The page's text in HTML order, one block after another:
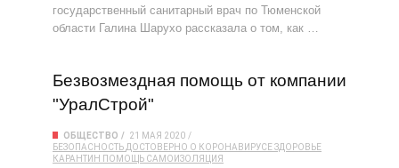
государственный санитарный врач по Тюменской
области Галина Шарухо рассказала о том, как …
Безвозмездная помощь от компании
"УралСтрой"
ОБЩЕСТВО
21 МАЯ 2020
БЕЗОПАСНОСТЬ ДОСТОВЕРНО О КОРОНАВИРУСЕЗДОРОВЬЕ
КАРАНТИН ПОМОЩЬ САМОИЗОЛЯЦИЯ